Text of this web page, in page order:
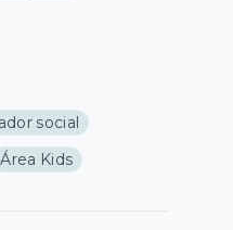
social
Área Kids